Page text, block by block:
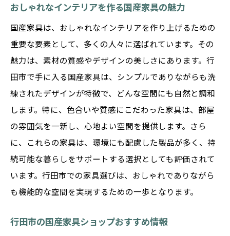
おしゃれなインテリアを作る国産家具の魅力
国産家具は、おしゃれなインテリアを作り上げるための
重要な要素として、多くの人々に選ばれています。その
魅力は、素材の質感やデザインの美しさにあります。行
田市で手に入る国産家具は、シンプルでありながらも洗
練されたデザインが特徴で、どんな空間にも自然と調和
します。特に、色合いや質感にこだわった家具は、部屋
の雰囲気を一新し、心地よい空間を提供します。さら
に、これらの家具は、環境にも配慮した製品が多く、持
続可能な暮らしをサポートする選択としても評価されて
います。行田市での家具選びは、おしゃれでありながら
も機能的な空間を実現するための一歩となります。
行田市の国産家具ショップおすすめ情報